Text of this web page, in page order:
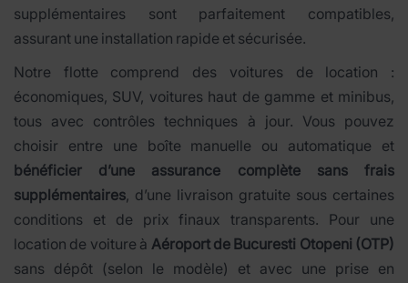
supplémentaires sont parfaitement compatibles,
assurant une installation rapide et sécurisée.
Notre flotte comprend des voitures de location :
économiques, SUV, voitures haut de gamme et minibus,
tous avec contrôles techniques à jour. Vous pouvez
choisir entre une boîte manuelle ou automatique et
bénéficier d’une assurance complète sans frais
supplémentaires, d’une livraison gratuite sous certaines
conditions et de prix finaux transparents. Pour une
location de voiture à Aéroport de Bucuresti Otopeni (OTP)
sans dépôt (selon le modèle) et avec une prise en